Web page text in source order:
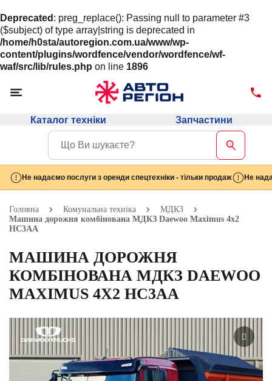
Deprecated : preg_replace(): Passing null to parameter #3
($subject) of type array|string is deprecated in
/home/h0sta/autoregion.com.ua/www/wp-
content/plugins/wordfence/vendor/wordfence/wf-
waf/src/lib/rules.php on line 1896
Каталог техніки Запчастини
Не надаємо послуги з оренди спецтехніки - тільки продаж Не
Головна Комунальна техніка
МДКЗ
Машина дорожня комбінована МДКЗ Daewoo Maximus 4х2
HC3AA
МАШИНА ДОРОЖНЯ
КОМБІНОВАНА МДКЗ DAEWOO
MAXIMUS 4Х2 HC3AA